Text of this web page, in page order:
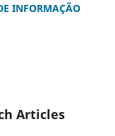
INFORMAÇÃO
Articles